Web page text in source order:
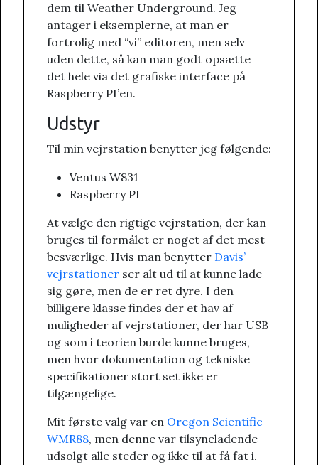
dem til Weather Underground. Jeg
antager i eksemplerne, at man er
fortrolig med “vi” editoren, men selv
uden dette, så kan man godt opsætte
det hele via det grafiske interface på
Raspberry PI’en.
Udstyr
Til min vejrstation benytter jeg følgende:
Ventus W831
Raspberry PI
At vælge den rigtige vejrstation, der kan
bruges til formålet er noget af det mest
besværlige. Hvis man benytter Davis’
vejrstationer ser alt ud til at kunne lade
sig gøre, men de er ret dyre. I den
billigere klasse findes der et hav af
muligheder af vejrstationer, der har USB
og som i teorien burde kunne bruges,
men hvor dokumentation og tekniske
specifikationer stort set ikke er
tilgængelige.
Mit første valg var en Oregon Scientific
WMR88, men denne var tilsyneladende
udsolgt alle steder og ikke til at få fat i.